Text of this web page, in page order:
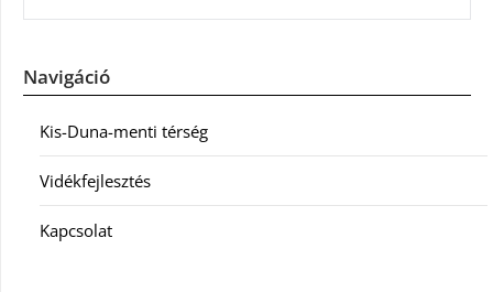
Navigáció
Kis-Duna-menti térség
Vidékfejlesztés
Kapcsolat